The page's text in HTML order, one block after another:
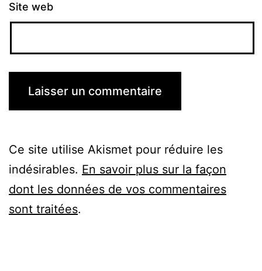
Site web
Ce site utilise Akismet pour réduire les
indésirables. En savoir plus sur la façon
dont les données de vos commentaires
sont traitées.